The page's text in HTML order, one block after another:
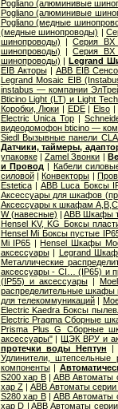
Pogliano (алюминивые
Pogliano (алюминивые
Pogliano (медные
(медные шинопроводы) |
шинопроводы) |Серия ВХ
шинопроводы) |Серия ВХ
шинопроводы) | Legrand
EIB Акторы| ABB EIB
Legrand Mosaic ЕIB
instabus — компании
Bticino Light (LT) и Light
Коробки, Люки | EDE| Elso|
Electric Unica Top|
видеодомофон bticino —
Siedl Вызывные панели
Датчики, таймеры,
упаковке|Zamel Звонки |
и Провод | Кабели
силовой|Конвекторы |
Estetica| ABB Luca Боксы
Аксессуары для шкафов
Аксессуары к шкафам
W (навесные) |ABB Шкафы
Hensel KV, KG Боксы
Hensel Mi Боксы пустые
Mi IP65 |Hensel Шкафы
аксессуары| Legrand
Металлические
аксессуары - CI… (IP65) и
(IP55) и аксессуары|
распределительные
для телекоммуникаций|
Electric Kaedra Боксы
Electric Pragma Сборные
Prisma Plus G Сборные
аксессуары"|ЩЭК ВРУ и
протечки воды Нептун
Удлинители, штепсельные
компоненты|
S200 хар B| ABB Автоматы
хар Z| ABB Автоматы
S280 хар B| ABB Автоматы
хар D | ABB Автоматы